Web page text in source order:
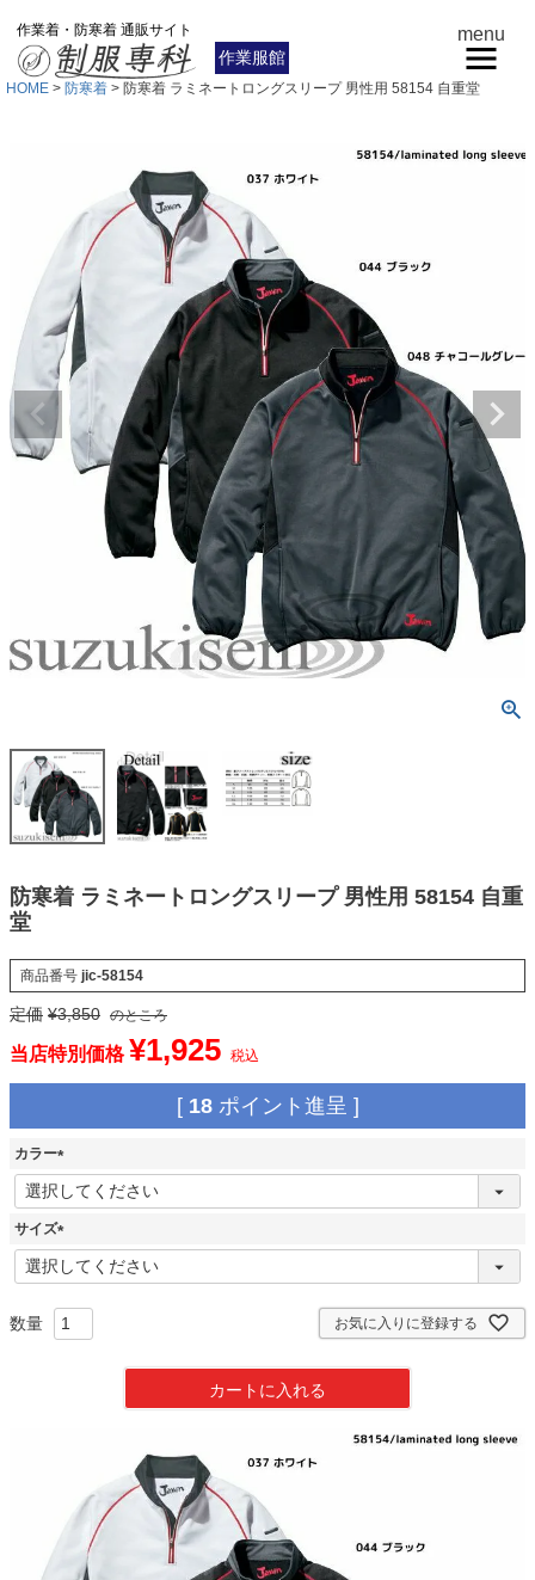
作業着・防寒着 通販サイト
作業服館
menu
HOME 防寒着 防寒着 ラミネートロングスリープ 男性用 58154 自重堂
防寒着 ラミネートロングスリープ 男性用 58154 自重
堂
商品番号 jic-58154
定価 ¥3,850 のところ
当店特別価格 ¥1,925 税込
[ 18 ポイント進呈 ]
カラー
(
必
須
サイズ
(
必
お気に入りに登録する
カートに入れる